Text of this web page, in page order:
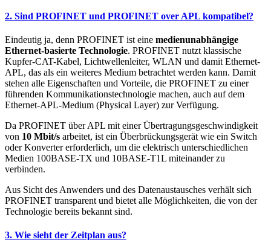
2. Sind PROFINET und PROFINET over APL kompatibel?
Eindeutig ja, denn PROFINET ist eine medienunabhängige
Ethernet-basierte Technologie. PROFINET nutzt klassische
Kupfer-CAT-Kabel, Lichtwellenleiter, WLAN und damit Ethernet-
APL, das als ein weiteres Medium betrachtet werden kann. Damit
stehen alle Eigenschaften und Vorteile, die PROFINET zu einer
führenden Kommunikationstechnologie machen, auch auf dem
Ethernet-APL-Medium (Physical Layer) zur Verfügung.
Da PROFINET über APL mit einer Übertragungsgeschwindigkeit
von 10 Mbit/s arbeitet, ist ein Überbrückungsgerät wie ein Switch
oder Konverter erforderlich, um die elektrisch unterschiedlichen
Medien 100BASE-TX und 10BASE-T1L miteinander zu
verbinden.
Aus Sicht des Anwenders und des Datenaustausches verhält sich
PROFINET transparent und bietet alle Möglichkeiten, die von der
Technologie bereits bekannt sind.
3. Wie sieht der Zeitplan aus?